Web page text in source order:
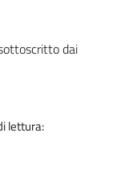
dai
lettura: